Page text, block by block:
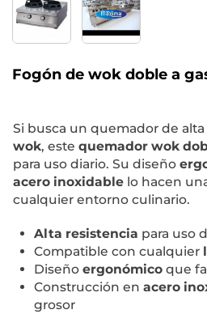
Fogón de wok doble a
Si busca un quemador de alta
wok, este quemador wok
para uso diario. Su diseño
acero inoxidable lo hacen
cualquier entorno culinario.
Alta resistencia para uso
Compatible con cualquier
Diseño ergonómico que
Construcción en acero
grosor